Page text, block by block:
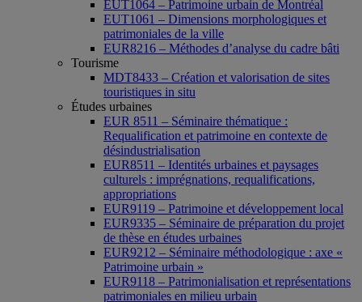
EUT1064 – Patrimoine urbain de Montréal
EUT1061 – Dimensions morphologiques et
patrimoniales de la ville
EUR8216 – Méthodes d’analyse du cadre bâti
Tourisme
MDT8433 – Création et valorisation de sites
touristiques in situ
Études urbaines
EUR 8511 – Séminaire thématique :
Requalification et patrimoine en contexte de
désindustrialisation
EUR8511 – Identités urbaines et paysages
culturels : imprégnations, requalifications,
appropriations
EUR9119 – Patrimoine et développement local
EUR9335 – Séminaire de préparation du projet
de thèse en études urbaines
EUR9212 – Séminaire méthodologique : axe «
Patrimoine urbain »
EUR9118 – Patrimonialisation et représentations
patrimoniales en milieu urbain